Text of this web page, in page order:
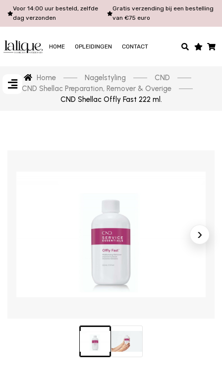
Voor 14:00 uur besteld, zelfde
dag verzonden
Gratis verzending bij een bestelling
van €75 euro
HOME OPLEIDINGEN CONTACT
Home Nagelstyling
CND
CND Shellac Preparation, Remover & Overige
CND Shellac Offly Fast 222 ml.